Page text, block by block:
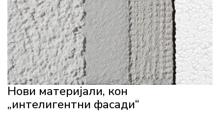
Нови материјали, кон
„интелигентни фасади“